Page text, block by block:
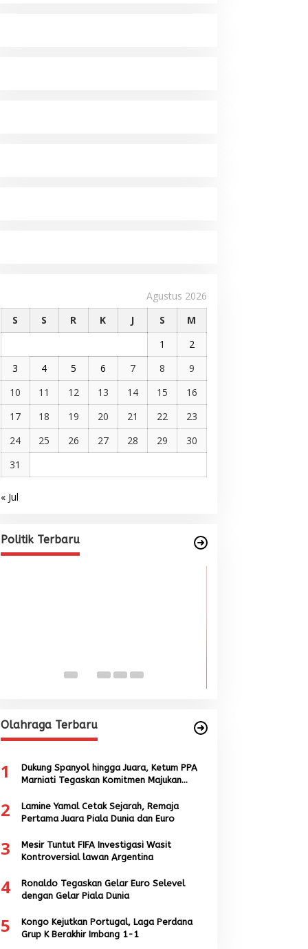
Agustus 2026
S
S R K J S
M
1
2
3
4 5 6 7 8
9
10
11 12 13 14 15
16
17
18 19 20 21 22
23
24
25 26 27 28 29
30
31
« Jul
Politik Terbaru
Internasional dari Spanyol dan
Malaysia
Di BERITA, POLITIK
Olahraga Terbaru
1
Dukung Spanyol hingga Juara, Ketum PPA
Marniati Tegaskan Komitmen Majukan
2
Lamine Yamal Cetak Sejarah, Remaja
Pertama Juara Piala Dunia dan Euro
3
Mesir Tuntut FIFA Investigasi Wasit
Kontroversial lawan Argentina
4
Ronaldo Tegaskan Gelar Euro Selevel
dengan Gelar Piala Dunia
5
Kongo Kejutkan Portugal, Laga Perdana
Grup K Berakhir Imbang 1-1